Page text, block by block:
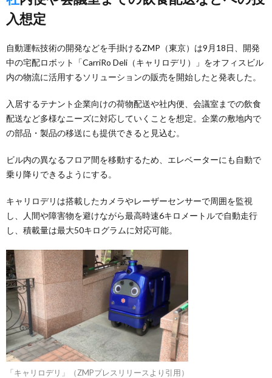
入想定
自動運転技術の開発などを手掛けるZMP（東京）は9月18日、開発
中の宅配ロボット「CarriRo Deli（キャリロデリ）」をオフィスビル
内の物流に活用するソリューションの販売を開始したと発表した。
入居するテナント企業向けの荷物配送や社内便、会議室までの飲食
配送など多様なニーズに対応していくことを想定。企業の敷地内で
の部品・製品の移送にも提供できると見込む。
ビル内の異なるフロア間を移動するため、エレベーターにも自動で
乗り降りできるようにする。
キャリロデリは搭載したカメラやレーザーセンサーで周囲を監視
し、人間や障害物を避けながら最高時速6キロメートルで自動走行
し、積載量は最大50キログラムに対応可能。
「キャリロデリ」（ZMPプレスリリースより引用）